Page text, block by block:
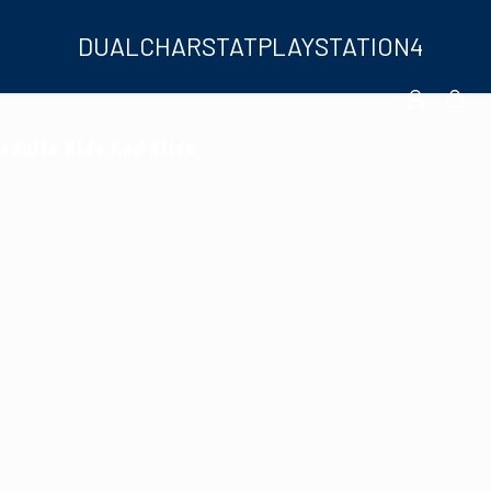
DUALCHARSTATPLAYSTATION4